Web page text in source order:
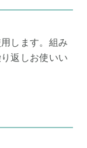
します。組み
返しお使いい